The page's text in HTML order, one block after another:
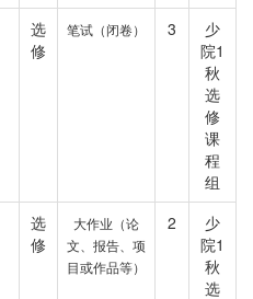
选
修
笔试（闭卷） 3
少
院1
秋
选
修
课
程
组
选
修
大作业（论
文、报告、项
目或作品等）
2
少
院1
秋
选